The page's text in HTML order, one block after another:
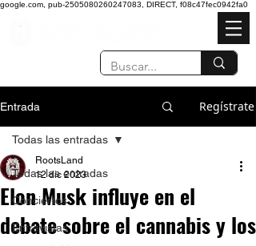
google.com, pub-2505080260247083, DIRECT, f08c47fec0942fa0
Entrada Regístrate
Todas las entradas
Conciertos
Entrevistas
Todas las entradas
Elon Musk influye en el
debate sobre el cannabis y los
RootsLand
12 dic 2023